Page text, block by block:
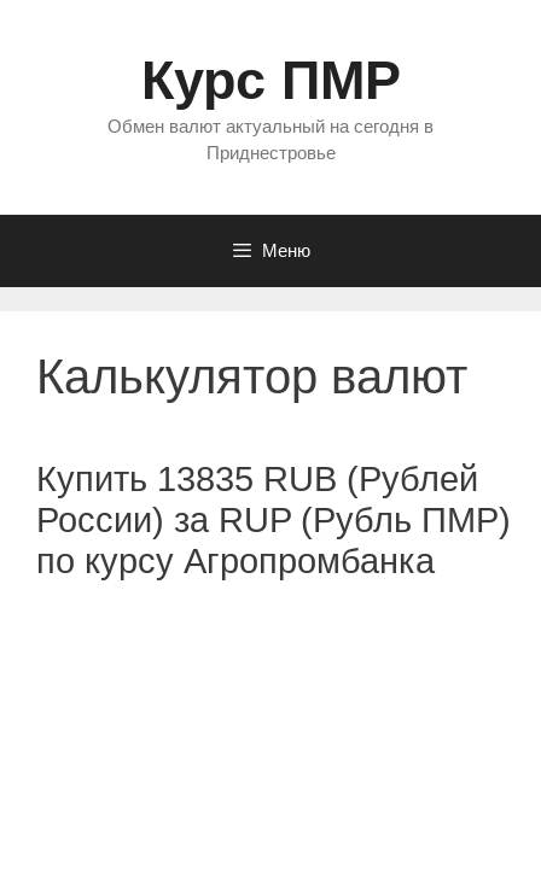
Курс ПМР
Обмен валют актуальный на сегодня в
Приднестровье
Меню
Калькулятор валют
Купить 13835 RUB (Рублей
России) за RUP (Рубль ПМР)
по курсу Агропромбанка